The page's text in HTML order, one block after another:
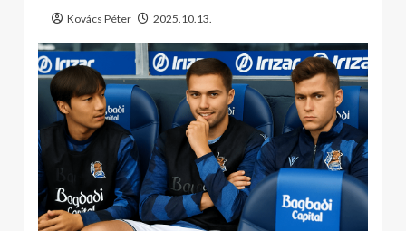
Kovács Péter 2025.10.13.